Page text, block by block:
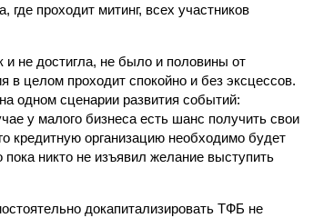
где проходит митинг, всех участников
и не достигла, не было и половины от
целом проходит спокойно и без эксцессов.
одном сценарии развития событий:
у малого бизнеса есть шанс получить свои
кредитную организацию необходимо будет
никто не изъявил желание выступить
докапитализировать ТФБ не